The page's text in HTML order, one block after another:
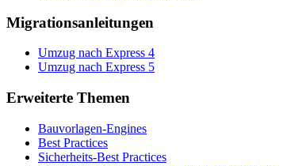
Migrationsanleitungen
Umzug nach Express 4
Umzug nach Express 5
Erweiterte Themen
Bauvorlagen-Engines
Best Practices
Sicherheits-Best Practices